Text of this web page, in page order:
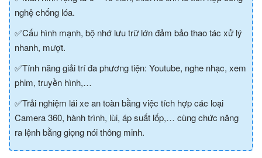
nghệ chống lóa.
✅Cấu hình mạnh, bộ nhớ lưu trữ lớn đảm bảo thao tác xử lý
nhanh, mượt.
✅Tính năng giải trí đa phương tiện: Youtube, nghe nhạc, xem
phim, truyền hình,…
✅Trải nghiệm lái xe an toàn bằng việc tích hợp các loại
Camera 360, hành trình, lùi, áp suất lốp,… cùng chức năng
ra lệnh bằng giọng nói thông minh.